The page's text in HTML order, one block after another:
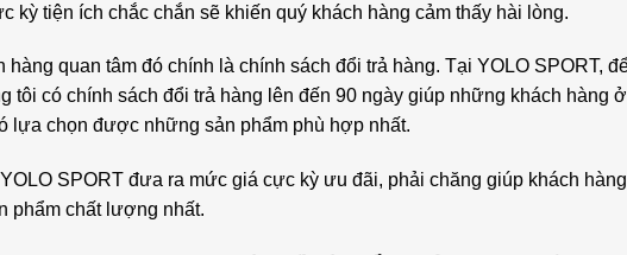
kỳ tiện ích chắc chắn sẽ khiến quý khách hàng cảm thấy hài lòng.
quan tâm đó chính là chính sách đổi trả hàng. Tại YOLO SPORT,
tôi có chính sách đổi trả hàng lên đến 90 ngày giúp những khách hàng
lựa chọn được những sản phẩm phù hợp nhất.
SPORT đưa ra mức giá cực kỳ ưu đãi, phải chăng giúp khách
phẩm chất lượng nhất.